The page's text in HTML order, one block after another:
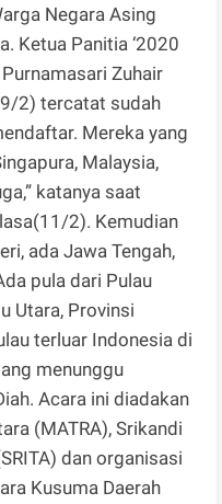
Negara Asing
Ketua Panitia ‘2020
Purnamasari Zuhair
2) tercatat sudah
Mereka yang
Malaysia,
katanya saat
2). Kemudian
ada Jawa Tengah,
pula dari Pulau
Utara, Provinsi
terluar Indonesia di
menunggu
Acara ini diadakan
(MATRA), Srikandi
dan organisasi
Kusuma Daerah